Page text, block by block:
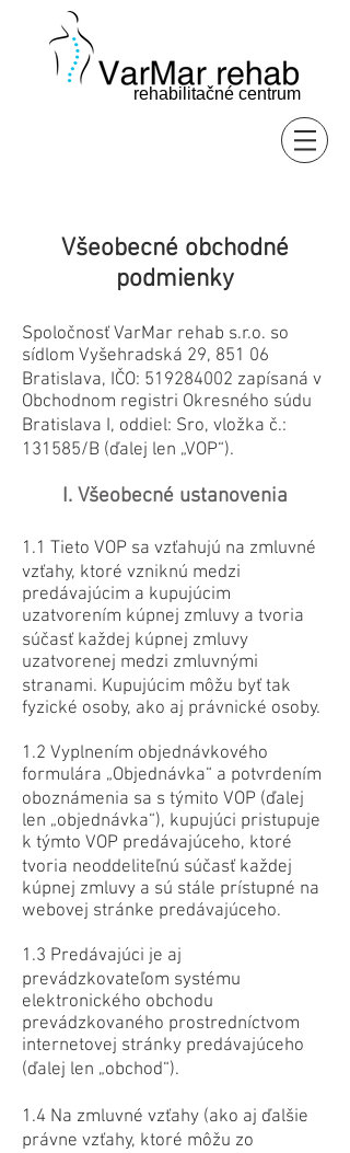
rehabilitačné centrum
Všeobecné obchodné
podmienky
Spoločnosť VarMar rehab s.r.o. so
sídlom Vyšehradská 29, 851 06
Bratislava, IČO: 519284002 zapísaná v
Obchodnom registri Okresného súdu
Bratislava I, oddiel: Sro, vložka č.:
131585/B (ďalej len „VOP“).
I. Všeobecné ustanovenia
1.1 Tieto VOP sa vzťahujú na zmluvné
vzťahy, ktoré vzniknú medzi
predávajúcim a kupujúcim
uzatvorením kúpnej zmluvy a tvoria
súčasť každej kúpnej zmluvy
uzatvorenej medzi zmluvnými
stranami. Kupujúcim môžu byť tak
fyzické osoby, ako aj právnické osoby.
1.2 Vyplnením objednávkového
formulára „Objednávka“ a potvrdením
oboznámenia sa s týmito VOP (ďalej
len „objednávka“), kupujúci pristupuje
k týmto VOP predávajúceho, ktoré
tvoria neoddeliteľnú súčasť každej
kúpnej zmluvy a sú stále prístupné na
webovej stránke predávajúceho.
1.3 Predávajúci je aj
prevádzkovateľom systému
elektronického obchodu
prevádzkovaného prostredníctvom
internetovej stránky predávajúceho
(ďalej len „obchod“).
1.4 Na zmluvné vzťahy (ako aj ďalšie
právne vzťahy, ktoré môžu zo